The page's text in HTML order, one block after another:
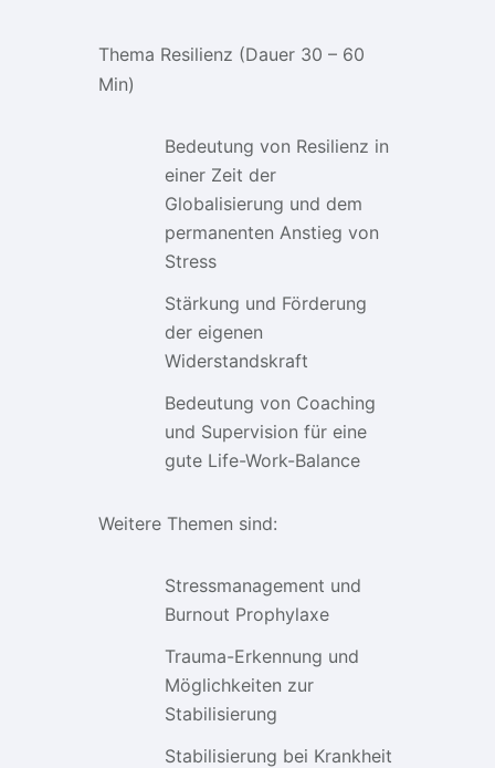
Thema Resilienz (Dauer 30 – 60
Min)
Bedeutung von Resilienz in
einer Zeit der
Globalisierung und dem
permanenten Anstieg von
Stress
Stärkung und Förderung
der eigenen
Widerstandskraft
Bedeutung von Coaching
und Supervision für eine
gute Life-Work-Balance
Weitere Themen sind:
Stressmanagement und
Burnout Prophylaxe
Trauma-Erkennung und
Möglichkeiten zur
Stabilisierung
Stabilisierung bei Krankheit